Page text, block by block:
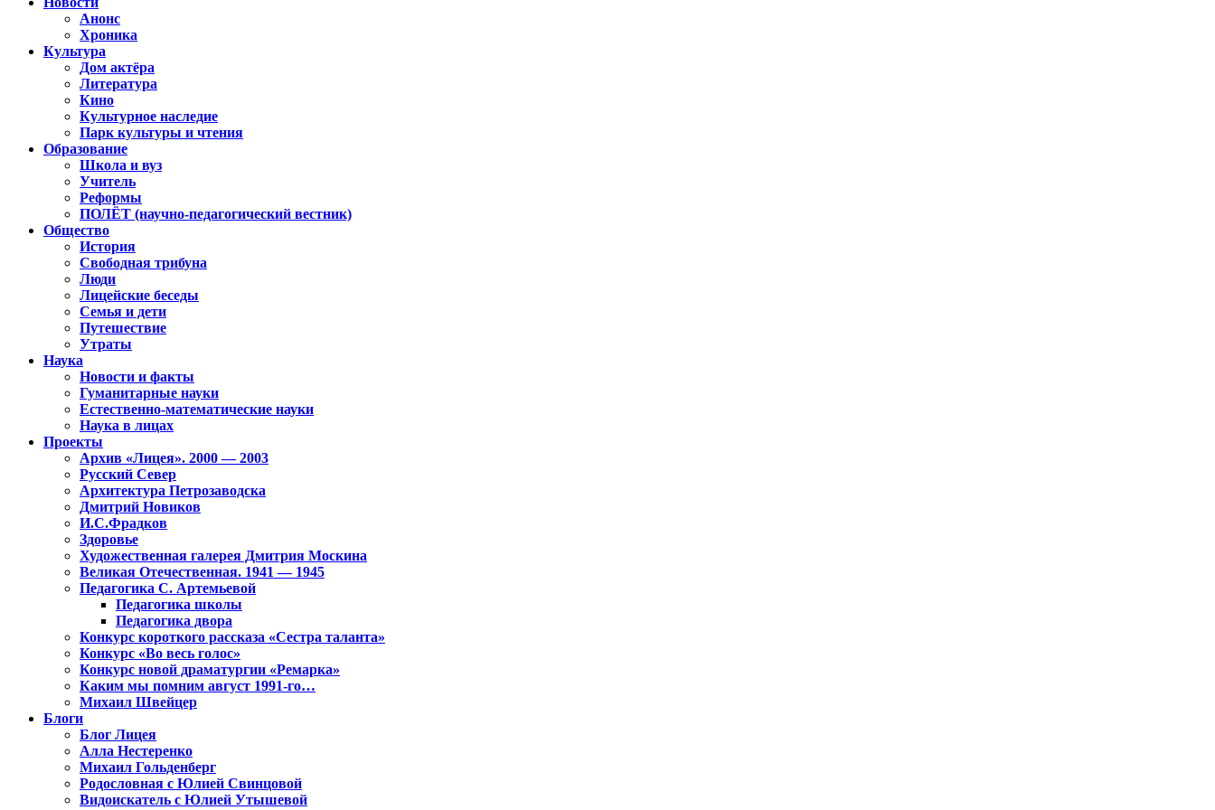
Анонс
Хроника
Культура
Дом актёра
Литература
Кино
Культурное наследие
Парк культуры и чтения
Образование
Школа и вуз
Учитель
Реформы
ПОЛЁТ (научно-педагогический вестник)
Общество
История
Свободная трибуна
Люди
Лицейские беседы
Семья и дети
Путешествие
Утраты
Наука
Новости и факты
Гуманитарные науки
Естественно-математические науки
Наука в лицах
Проекты
Архив «Лицея». 2000 — 2003
Русский Север
Архитектура Петрозаводска
Дмитрий Новиков
И.С.Фрадков
Здоровье
Художественная галерея Дмитрия Москина
Великая Отечественная. 1941 — 1945
Педагогика С. Артемьевой
Педагогика школы
Педагогика двора
Конкурс короткого рассказа «Сестра таланта»
Конкурс «Во весь голос»
Конкурс новой драматургии «Ремарка»
Каким мы помним август 1991-го…
Михаил Швейцер
Блоги
Блог Лицея
Алла Нестеренко
Михаил Гольденберг
Родословная с Юлией Свинцовой
Видоискатель с Юлией Утышевой